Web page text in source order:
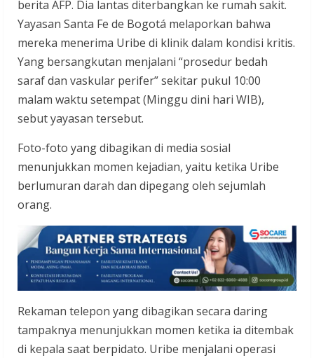
berita AFP. Dia lantas diterbangkan ke rumah sakit.
Yayasan Santa Fe de Bogotá melaporkan bahwa
mereka menerima Uribe di klinik dalam kondisi kritis.
Yang bersangkutan menjalani “prosedur bedah
saraf dan vaskular perifer” sekitar pukul 10:00
malam waktu setempat (Minggu dini hari WIB),
sebut yayasan tersebut.
Foto-foto yang dibagikan di media sosial
menunjukkan momen kejadian, yaitu ketika Uribe
berlumuran darah dan dipegang oleh sejumlah
orang.
Rekaman telepon yang dibagikan secara daring
tampaknya menunjukkan momen ketika ia ditembak
di kepala saat berpidato. Uribe menjalani operasi